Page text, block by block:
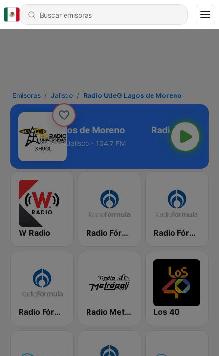
Emisoras Jalisco Radio UdeG Lagos de Moreno
UdeG Lagos de Moreno
Jalisco - 104.7 FM
W Radio Radio Fórmula 104.1 FM Radio Fórmula 1470 (Fórmula Femenina)
Radio Fórmula 103.3 FM Radio Metrópoli 1150 AM Los 40